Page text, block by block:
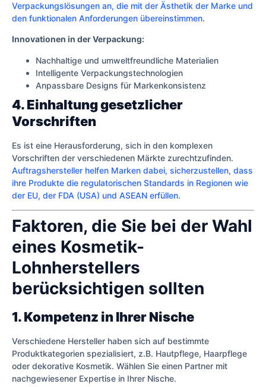
Verpackungslösungen an, die mit der Ästhetik der Marke und
den funktionalen Anforderungen übereinstimmen.
Innovationen in der Verpackung:
Nachhaltige und umweltfreundliche Materialien
Intelligente Verpackungstechnologien
Anpassbare Designs für Markenkonsistenz
4. Einhaltung gesetzlicher
Vorschriften
Es ist eine Herausforderung, sich in den komplexen
Vorschriften der verschiedenen Märkte zurechtzufinden.
Auftragshersteller helfen Marken dabei, sicherzustellen, dass
ihre Produkte die regulatorischen Standards in Regionen wie
der EU, der FDA (USA) und ASEAN erfüllen.
Faktoren, die Sie bei der Wahl
eines Kosmetik-
Lohnherstellers
berücksichtigen sollten
1. Kompetenz in Ihrer Nische
Verschiedene Hersteller haben sich auf bestimmte
Produktkategorien spezialisiert, z.B. Hautpflege, Haarpflege
oder dekorative Kosmetik. Wählen Sie einen Partner mit
nachgewiesener Expertise in Ihrer Nische.